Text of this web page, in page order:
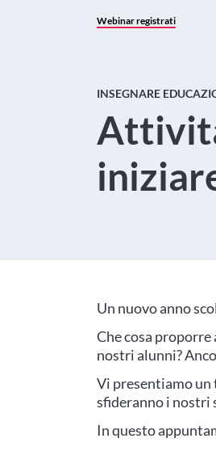
Webinar registrati
INSEGNARE
Un nuovo anno
Che cosa
nostri alunni?
Vi presentiamo
sfideranno i nostri
In questo